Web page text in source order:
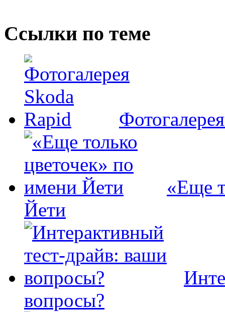
Ссылки по теме
«Еще
Йети
вопросы?